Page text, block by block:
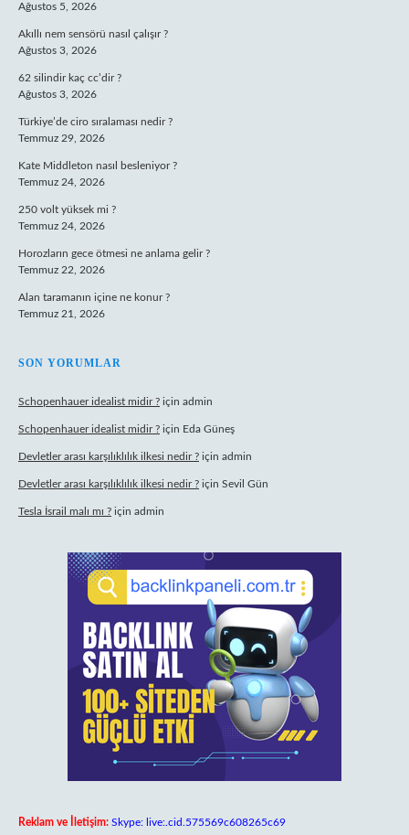
Ağustos 5, 2026
Akıllı nem sensörü nasıl çalışır ?
Ağustos 3, 2026
62 silindir kaç cc’dir ?
Ağustos 3, 2026
Türkiye’de ciro sıralaması nedir ?
Temmuz 29, 2026
Kate Middleton nasıl besleniyor ?
Temmuz 24, 2026
250 volt yüksek mi ?
Temmuz 24, 2026
Horozların gece ötmesi ne anlama gelir ?
Temmuz 22, 2026
Alan taramanın içine ne konur ?
Temmuz 21, 2026
SON YORUMLAR
Schopenhauer idealist midir ? için admin
Schopenhauer idealist midir ? için Eda Güneş
Devletler arası karşılıklılık ilkesi nedir ? için admin
Devletler arası karşılıklılık ilkesi nedir ? için Sevil Gün
Tesla İsrail malı mı ? için admin
Reklam ve İletişim: Skype: live:.cid.575569c608265c69